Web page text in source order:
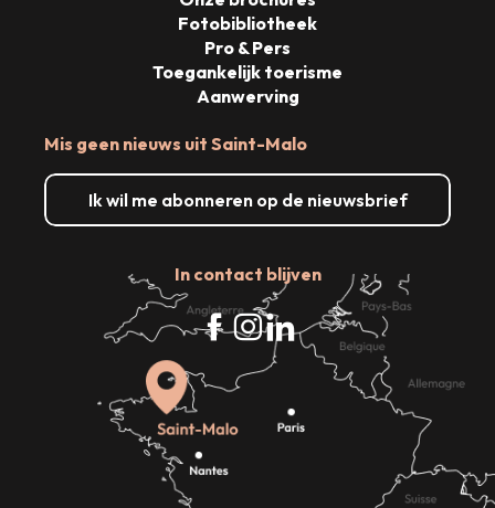
Mis geen nieuws uit Saint-Malo
Ik wil me abonneren op de nieuwsbrief
In contact blijven
Fotobibliotheek
Pro & Pers
Toegankelijk toerisme
Aanwerving